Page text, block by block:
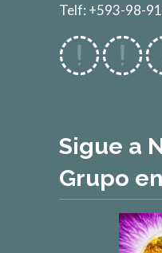
Telf: +593-98-
Sigue a
Grupo